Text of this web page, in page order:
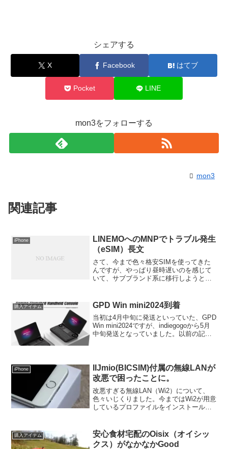
シェアする
X Facebook はてブ
Pocket LINE
mon3をフォローする
mon3
関連記事
iPhone
LINEMOへのMNPでトラブル発生
（eSIM）長文
さて、今まで色々格安SIMを使ってきた
んですが、やっぱり昼時遅いのを感じて
いて、サブブランド系に移行しようと思
SIM。nano SIM）で、サブをpovo（e...
購入アイテム GPD Win mini2024到着
当初は4月中旬に発送といっていた、GPD
Win mini2024ですが、indiegogoから5月
中旬発送となっていました。以前の記事
iPhone
IIJmio(BICSIM)付属の無線LANが
改悪で困ったことに。
改悪すぎる無線LAN（Wi2）について、
色々いじくりました。今まではWi2が用意
しているプロファイルをインストールし
り、一部のSSID（Wi2_premium）でオプ
シ...
購入アイテム
安心食材宅配のOisix（オイシッ
クス）がなかなかGood